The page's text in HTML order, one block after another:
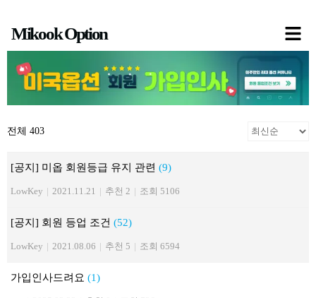
츠
Mikook Option
전체 403
[공지] 미옵 회원등급 유지 관련 (9)
LowKey | 2021.11.21 | 추천 2 | 조회 5106
[공지] 회원 등업 조건 (52)
LowKey | 2021.08.06 | 추천 5 | 조회 6594
가입인사드려요 (1)